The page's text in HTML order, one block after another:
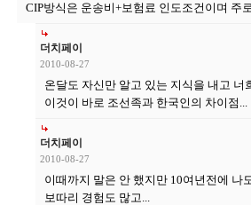
CIP방식은 운송비+보험료 인도조건이며 주
더치페이
2010-08-27
온달도 자신만 알고 있는 지식을 내고
이것이 바로 조선족과 한국인의 차이점...
더치페이
2010-08-27
이때까지 말은 안 했지만 10여년전에 나
보따리 경험도 많고...